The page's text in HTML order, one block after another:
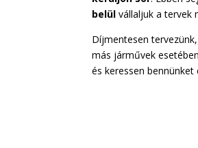
belülvállaljuk a tervek
Díjmentesen
más járművek
és keressen